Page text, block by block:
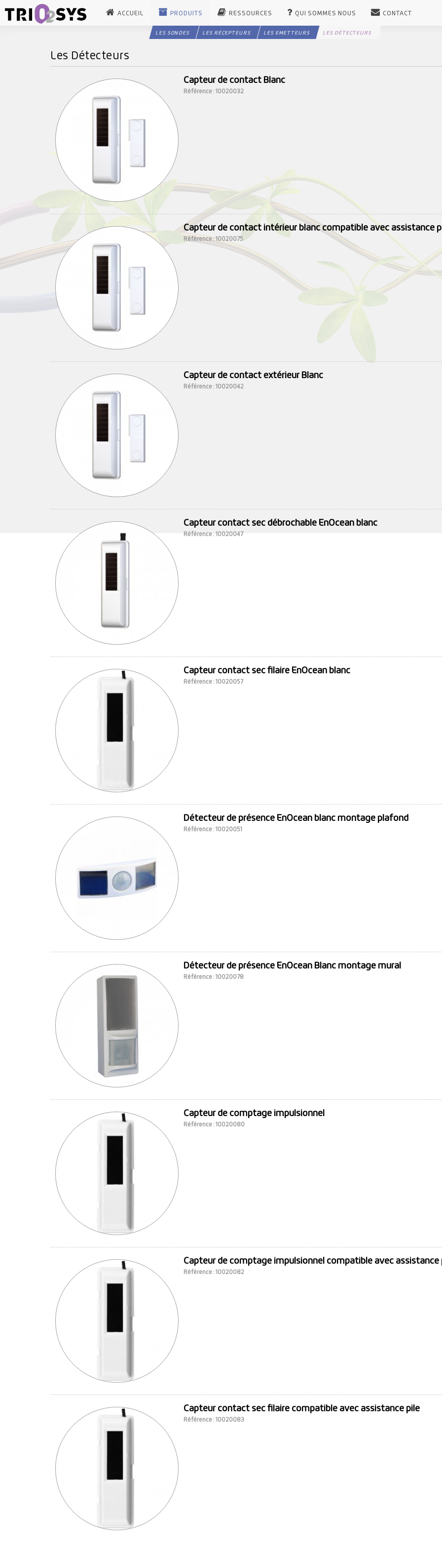
ACCUEIL PRODUITS
LES SONDES LES RÉCEPTEURS LES EMETTEURS LES DÉTECTEURS
RESSOURCES QUI SOMMES NOUS CONTACT
Les Détecteurs
Capteur de contact Blanc
Référence : 10020032
Capteur de contact intérieur blanc compatible avec assistance
Référence : 10020075
Capteur de contact extérieur Blanc
Référence : 10020042
Capteur contact sec débrochable EnOcean blanc
Référence : 10020047
Capteur contact sec filaire EnOcean blanc
Référence : 10020057
Détecteur de présence EnOcean blanc montage plafond
Référence : 10020051
Détecteur de présence EnOcean Blanc montage mural
Référence : 10020078
Capteur de comptage impulsionnel
Référence : 10020080
Capteur de comptage impulsionnel compatible avec assistance
Référence : 10020082
Capteur contact sec filaire compatible avec assistance pile
Référence : 10020083